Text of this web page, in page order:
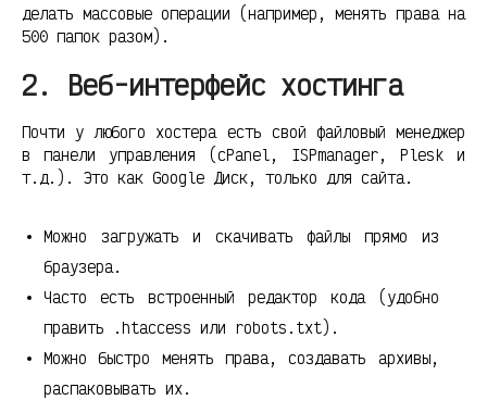
делать массовые операции (например, менять права на
500 папок разом).
2. Веб-интерфейс хостинга
Почти у любого хостера есть свой файловый менеджер
в панели управления (cPanel, ISPmanager, Plesk и
т.д.). Это как Google Диск, только для сайта.
Можно загружать и скачивать файлы прямо из
браузера.
Часто есть встроенный редактор кода (удобно
править .htaccess или robots.txt).
Можно быстро менять права, создавать архивы,
распаковывать их.